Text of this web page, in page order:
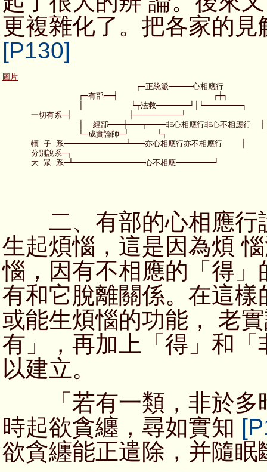
更複雜化了。把各家的
[P130]
圖片
┌─正統派─────心相應行
                ┌─有部──┤                    ┌┼┐
                │          └┬法救───────┘│└────────┐
一切有系─┤            ├──────────┘
                │  經部───┼───┬────非心相應行非心不相應行  │
└─成實論師─┘      └┐
      犢 子 系─────────────┴───亦心相應行亦不相應行    │
分別說系─┐
二、有部的心相應行
生起煩惱，這是因為煩
惱，因有不相應的「得
有和它脫離關係。在這
或能生煩惱的功能， 老
有」，再加上「得」和
以建立。
「若有一類，非於多
時起欲貪纏，尋如實知
欲貪纏能正遣除，并隨眠